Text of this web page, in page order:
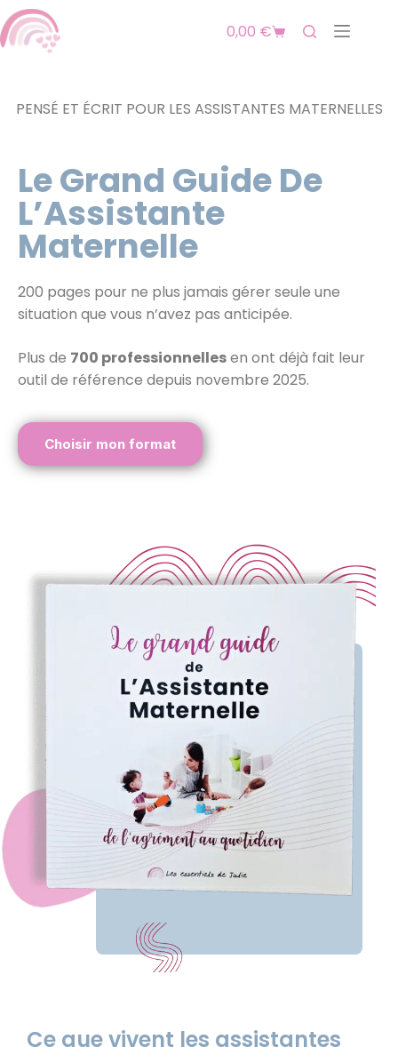
0,00 €
PENSÉ ET ÉCRIT POUR LES ASSISTANTES MATERNELLES
Le Grand Guide De
L’Assistante
Maternelle
200 pages pour ne plus jamais gérer seule une
situation que vous n’avez pas anticipée.
Plus de 700 professionnellesen ont déjà fait leur
outil de référence depuis novembre 2025.
Choisir mon format
Ce que vivent les assistantes